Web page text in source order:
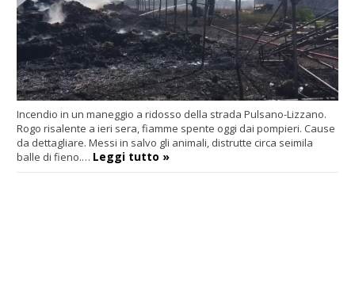
Incendio in un maneggio a ridosso della strada Pulsano-Lizzano.
Rogo risalente a ieri sera, fiamme spente oggi dai pompieri. Cause
da dettagliare. Messi in salvo gli animali, distrutte circa seimila
balle di fieno.… Leggi tutto »